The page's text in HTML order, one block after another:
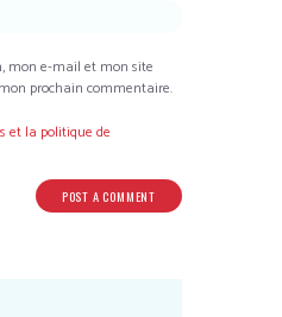
mon e-mail et mon site
prochain commentaire.
et la politique de